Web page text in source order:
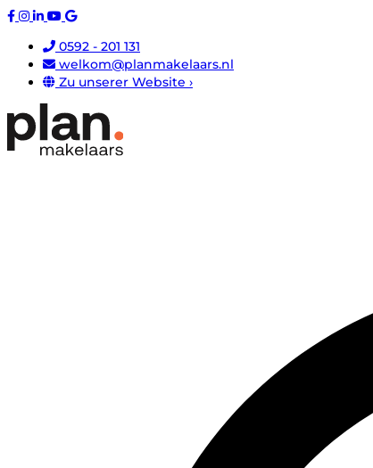
0592 - 201 131
welkom@planmakelaars.nl
Zu unserer Website ›